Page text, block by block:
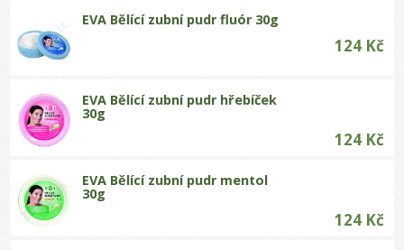
EVA Bělící zubní pudr fluór 30g
124 Kč
EVA Bělící zubní pudr hřebíček
30g
124 Kč
EVA Bělící zubní pudr mentol
30g
124 Kč